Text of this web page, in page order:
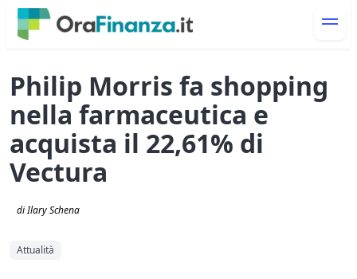
Philip Morris fa shopping
nella farmaceutica e
acquista il 22,61% di
Vectura
di Ilary Schena
Attualità